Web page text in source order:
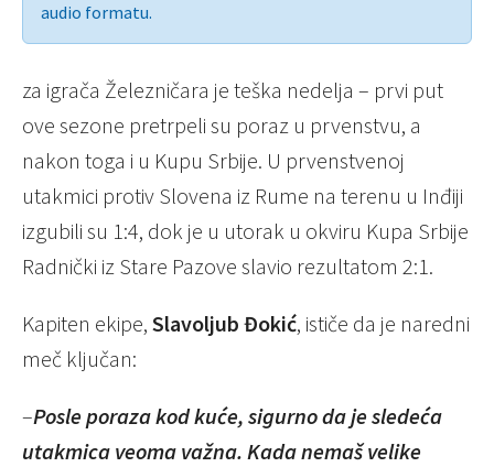
audio formatu.
za igrača Železničara je teška nedelja – prvi put
ove sezone pretrpeli su poraz u prvenstvu, a
nakon toga i u Kupu Srbije. U prvenstvenoj
utakmici protiv Slovena iz Rume na terenu u Inđiji
izgubili su 1:4, dok je u utorak u okviru Kupa Srbije
Radnički iz Stare Pazove slavio rezultatom 2:1.
Kapiten ekipe, Slavoljub Đokić, ističe da je naredni
meč ključan:
–Posle poraza kod kuće, sigurno da je sledeća
utakmica veoma važna. Kada nemaš velike